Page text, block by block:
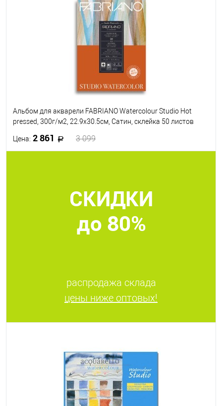
Под заказ
Альбом для акварели FABRIANO Watercolour Studio Hot
pressed, 300г/м2, 22.9x30.5см, Сатин, склейка 50 листов
Цена: 2 861 3 099
Под заказ
СКИДКИ
до 80%
распродажа склада
цены ниже оптовых!